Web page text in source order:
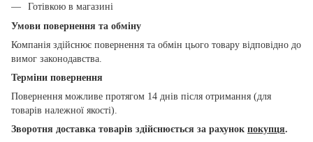
Готівкою в магазині
Умови повернення та обміну
Компанія здійснює повернення та обмін цього товару відповідно до
вимог законодавства.
Терміни повернення
Повернення можливе протягом 14 днів після отримання (для
товарів належної якості).
Зворотня доставка товарів здійснюється за рахунок покупця.